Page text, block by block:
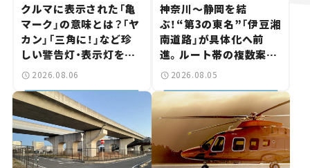
クルマに表示された「亀
マーク」の意味とは？「ヤ
カン」「三角に！」など珍
しい警告灯・表示灯を解
説。 意外と便利なマーク
2026.08.06
神奈川～静岡を結
ぶ！“第3の東名”「伊豆湘
南道路」が具体化へ前
進。ルート帯の複数案検
討へ。熱海まで信号ゼロ
道路計画】
2026.08.05